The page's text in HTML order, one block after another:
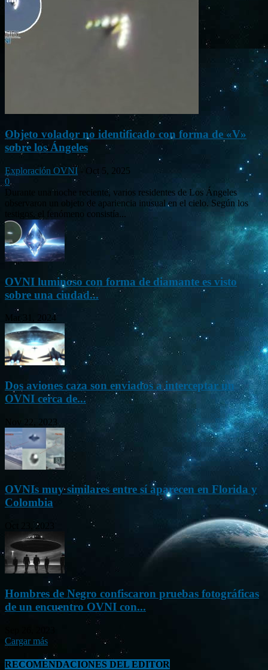
Objeto volador no identificado con forma de «V»
sobre los Ángeles
Exploración OVNI - Oct 5, 2025
0
Durante una noche reciente, varios residentes de Los Ángeles
observaron un objeto de apariencia inusual en el cielo. Según los
testigos, el fenómeno consistía...
OVNI luminoso con forma de diamante es visto
sobre una ciudad...
Mar 31, 2024
Dos aviones caza son enviados a interceptar un
OVNI cerca de...
Nov 22, 2023
OVNIs muy similares entre sí aparecen en Florida y
Colombia
Oct 23, 2023
Hombres de Negro confiscaron pruebas fotográficas
de un encuentro OVNI con...
Cargar más
RECOMENDACIONES DEL EDITOR